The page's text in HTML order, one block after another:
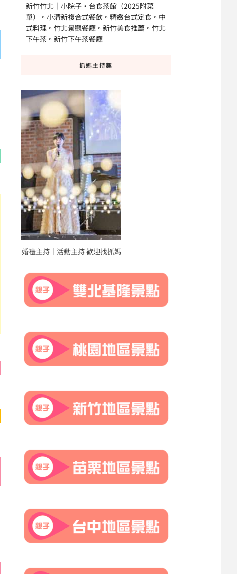
新竹竹北｜小院子·台食茶館（2025附菜
單）。小清新複合式餐飲。精緻台式定食。中
式料理。竹北景觀餐廳。新竹美食推薦。竹北
下午茶。新竹下午茶餐廳
抓媽主持趣
婚禮主持｜活動主持 歡迎找抓媽